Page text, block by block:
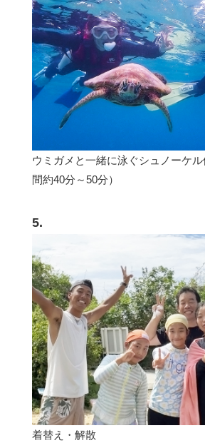
ウミガメと一緒に泳ぐシュノーケ
間約40分～50分）
5.
着替え・解散